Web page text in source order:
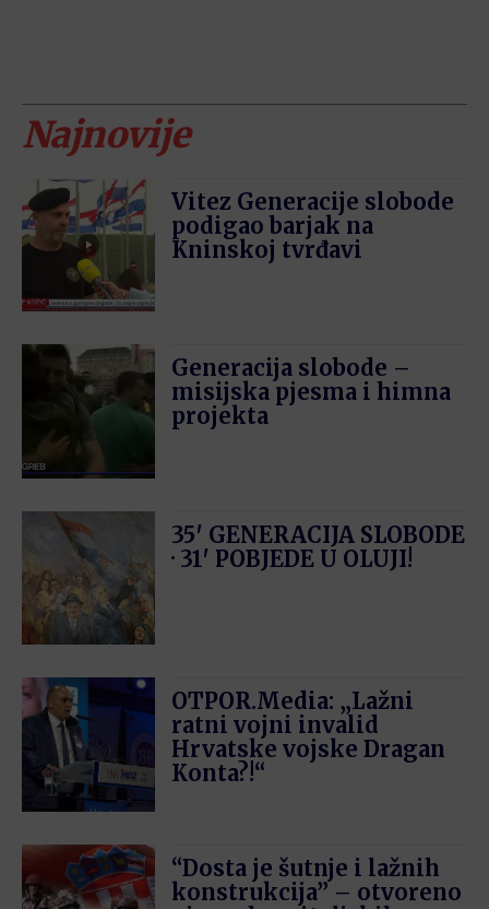
Najnovije
Vitez Generacije slobode
podigao barjak na
Kninskoj tvrđavi
Generacija slobode –
misijska pjesma i himna
projekta
35′ GENERACIJA SLOBODE
· 31′ POBJEDE U OLUJI!
OTPOR.Media: „Lažni
ratni vojni invalid
Hrvatske vojske Dragan
Konta?!“
“Dosta je šutnje i lažnih
konstrukcija” – otvoreno